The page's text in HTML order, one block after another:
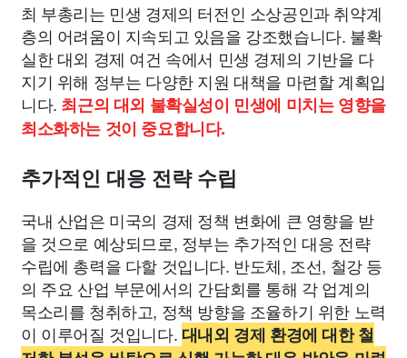
최 부총리는 민생 경제의 터전인 소상공인과 취약계
층의 어려움이 지속되고 있음을 강조했습니다. 불확
실한 대외 경제 여건 속에서 민생 경제의 기반을 다
지기 위해 정부는 다양한 지원 대책을 마련할 계획입
니다. 최근의 대외 불확실성이 민생에 미치는 영향을
최소화하는 것이 중요합니다.
추가적인 대응 전략 수립
국내 산업은 미국의 경제 정책 변화에 큰 영향을 받
을 것으로 예상되므로, 정부는 추가적인 대응 전략
수립에 총력을 다할 것입니다. 반도체, 조선, 철강 등
의 주요 산업 부문에서의 간담회를 통해 각 업계의
목소리를 청취하고, 정책 방향을 조율하기 위한 노력
이 이루어질 것입니다. 대내외 경제 환경에 대한 철